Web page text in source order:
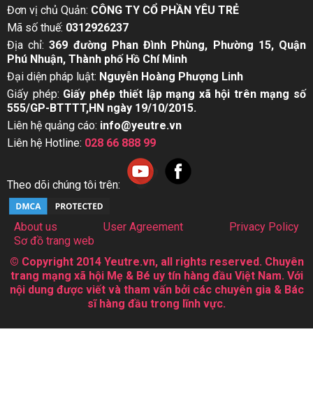
Đơn vị chủ Quản: CÔNG TY CỔ PHẦN YÊU TRẺ
Mã số thuế: 0312926237
Địa chỉ:369 đường Phan Đình Phùng, Phường 15, Quận
Phú Nhuận, Thành phố Hồ Chí Minh
Đại diện pháp luật: Nguyễn Hoàng Phượng Linh
Giấy phép: Giấy phép thiết lập mạng xã hội trên mạng số
555/GP-BTTTT,HN ngày 19/10/2015.
Liên hệ quảng cáo: info@yeutre.vn
Liên hệ Hotline: 028 66 888 99
Theo dõi chúng tôi trên:
About us User Agreement
Privacy Policy
Sơ đồ trang web
© Copyright 2014 Yeutre.vn, all rights reserved. Chuyên
trang mạng xã hội Mẹ & Bé uy tín hàng đầu Việt Nam. Với
nội dung được viết và tham vấn bởi các chuyên gia & Bác
sĩ hàng đầu trong lĩnh vực.